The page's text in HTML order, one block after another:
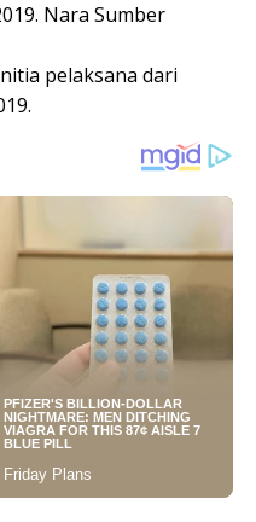
Nara Sumber
pelaksana dari